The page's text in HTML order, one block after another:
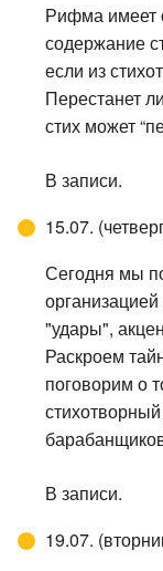
Рифма имеет
содержание
если из
Перестанет
стих может
В записи.
15.07.
Сегодня мы
"удары",
Раскроем
поговорим о
В записи.
19.07.